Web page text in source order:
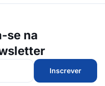
se na
Inscrever